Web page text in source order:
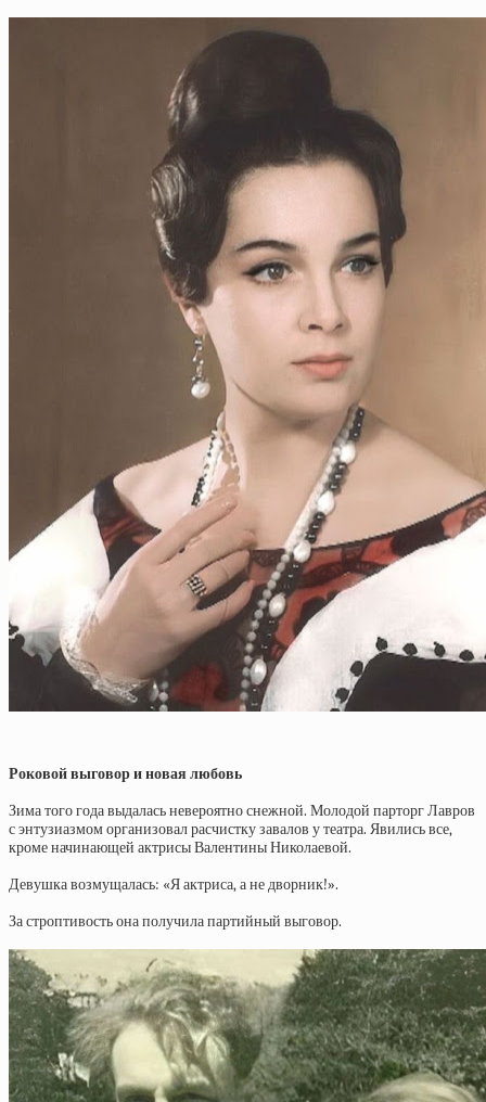
Роковой выговор и новая любовь
Зима того года выдалась невероятно снежной. Молодой парторг Лавров
с энтузиазмом организовал расчистку завалов у театра. Явились все,
кроме начинающей актрисы Валентины Николаевой.
Девушка возмущалась: «Я актриса, а не дворник!».
За строптивость она получила партийный выговор.